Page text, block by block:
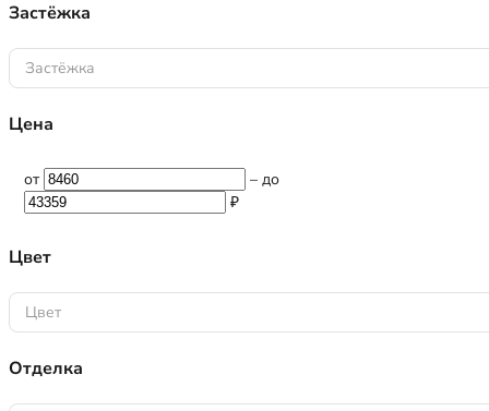
Застёжка
Застёжка
Цена
от – до
₽
Цвет
Цвет
Отделка